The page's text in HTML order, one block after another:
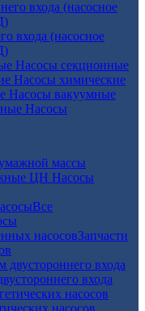
входа (насосное
Насосы секционные
Насосы химические
Насосы вакуумные
Насосы
массы
Насосы
Все
Запчасти
входа
насосов